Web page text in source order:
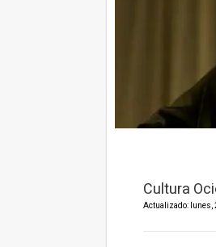
Cultura
Actualizado: lunes,